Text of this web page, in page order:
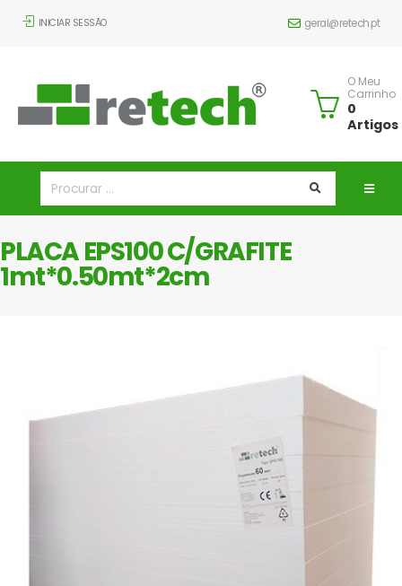
INICIAR SESSÃO geral@retech.pt
O Meu
Carrinho
0
Artigos
PLACA EPS100 C/GRAFITE
1mt*0.50mt*2cm